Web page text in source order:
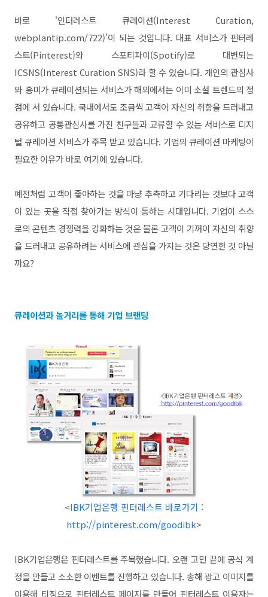
바로 '인터레스트 큐레이션(Interest Curation,
webplantip.com/722)'이 되는 것입니다. 대표 서비스가 핀터레
스트(Pinterest)와 스포티파이(Spotify)로 대변되는
ICSNS(Interest Curation SNS)라 할 수 있습니다. 개인의 관심사
와 흥미가 큐레이션되는 서비스가 해외에서는 이미 소셜 트렌드의 정
점에 서 있습니다. 국내에서도 조금씩 고객이 자신의 취향을 드러내고
공유하고 공통관심사를 가진 친구들과 교류할 수 있는 서비스로 디지
털 큐레이션 서비스가 주목 받고 있습니다. 기업의 큐레이션 마케팅이
필요한 이유가 바로 여기에 있습니다.
예전처럼 고객이 좋아하는 것을 마냥 추측하고 기다리는 것보다 고객
이 있는 곳을 직접 찾아가는 방식이 통하는 시대입니다. 기업이 스스
로의 콘텐츠 경쟁력을 강화하는 것은 물론 고객이 기꺼이 자신의 취향
을 드러내고 공유하려는 서비스에 관심을 가지는 것은 당연한 것 아닐
까요?
큐레이션과 놀거리를 통해 기업 브랜딩
<IBK기업은행 핀터레스트 바로가기 :
http://pinterest.com/goodibk>
IBK기업은행은 핀터레스트를 주목했습니다. 오랜 고민 끝에 공식 계
정을 만들고 소소한 이벤트를 진행하고 있습니다. 송해 광고 이미지를
이용해 티징으로 핀터레스트 페이지를 만들어 핀터레스트 이용자는